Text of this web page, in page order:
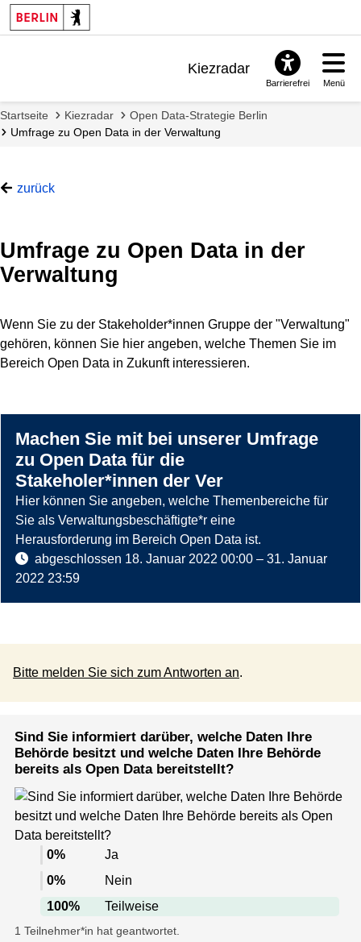
Kiezradar
FAQ & Support
Barrierefrei Menü
Startseite Kiezradar
Open Data-Strategie Berlin
Umfrage zu Open Data in der Verwaltung
zurück
Umfrage zu Open Data in der
Verwaltung
Wenn Sie zu der Stakeholder*innen Gruppe der "Verwaltung"
gehören, können Sie hier angeben, welche Themen Sie im
Bereich Open Data in Zukunft interessieren.
Machen Sie mit bei unserer Umfrage
zu Open Data für die
Stakeholer*innen der Ver
Hier können Sie angeben, welche Themenbereiche für
Sie als Verwaltungsbeschäftigte*r eine
Herausforderung im Bereich Open Data ist.
abgeschlossen 18. Januar 2022 00:00 – 31. Januar
2022 23:59
Bitte melden Sie sich zum Antworten an.
Sind Sie informiert darüber, welche Daten Ihre
Behörde besitzt und welche Daten Ihre Behörde
bereits als Open Data bereitstellt?
0%
Ja
0%
Nein
100% Teilweise
1 Teilnehmer*in hat geantwortet.